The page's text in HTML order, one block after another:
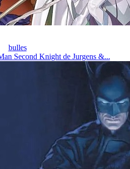
bulles
Second Knight de Jurgens &...